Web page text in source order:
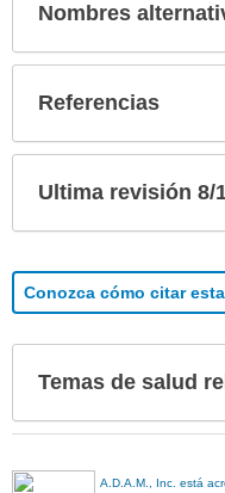
Nombres
Referencias
Ultima revisión 8/
Conozca cómo citar
Temas de salud
A.D.A.M., Inc. está